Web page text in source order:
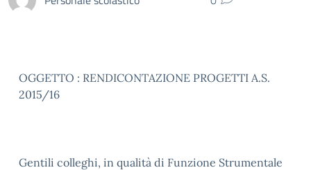
OGGETTO : RENDICONTAZIONE PROGETTI A.S.
2015/16
Gentili colleghi, in qualità di Funzione Strumentale